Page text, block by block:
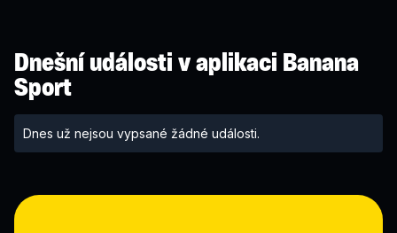
Dnešní události v aplikaci Banana
Sport
Dnes už nejsou vypsané žádné události.